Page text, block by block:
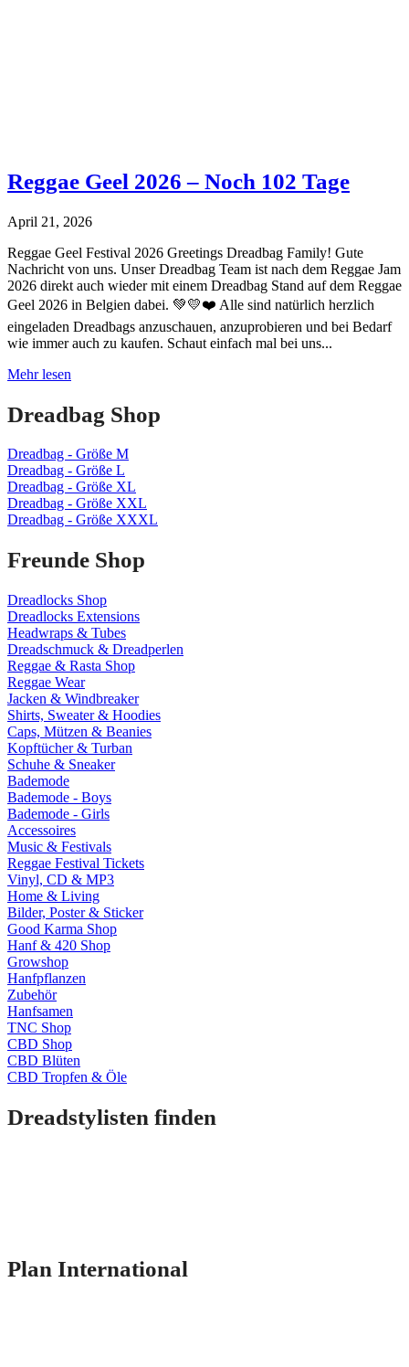
Reggae Geel 2026 – Noch 102 Tage
April 21, 2026
Reggae Geel Festival 2026 Greetings Dreadbag Family! Gute
Nachricht von uns. Unser Dreadbag Team ist nach dem Reggae Jam
2026 direkt auch wieder mit einem Dreadbag Stand auf dem Reggae
Geel 2026 in Belgien dabei. 💚💛❤️ Alle sind natürlich herzlich
eingeladen Dreadbags anzuschauen, anzuprobieren und bei Bedarf
wie immer auch zu kaufen. Schaut einfach mal bei uns...
Mehr lesen
2026
–
102
Tage
Dreadbag Shop
Dreadbag - Größe M
Dreadbag - Größe L
Dreadbag - Größe XL
Dreadbag - Größe XXL
Dreadbag - Größe XXXL
Freunde Shop
Dreadlocks Shop
Dreadlocks Extensions
Headwraps & Tubes
Dreadschmuck & Dreadperlen
Reggae & Rasta Shop
Reggae Wear
Jacken & Windbreaker
Shirts, Sweater & Hoodies
Caps, Mützen & Beanies
Kopftücher & Turban
Schuhe & Sneaker
Bademode
Bademode - Boys
Bademode - Girls
Accessoires
Music & Festivals
Reggae Festival Tickets
Vinyl, CD & MP3
Home & Living
Bilder, Poster & Sticker
Good Karma Shop
Hanf & 420 Shop
Growshop
Hanfpflanzen
Zubehör
Hanfsamen
TNC Shop
CBD Shop
CBD Blüten
CBD Tropfen & Öle
Dreadstylisten finden
Plan International